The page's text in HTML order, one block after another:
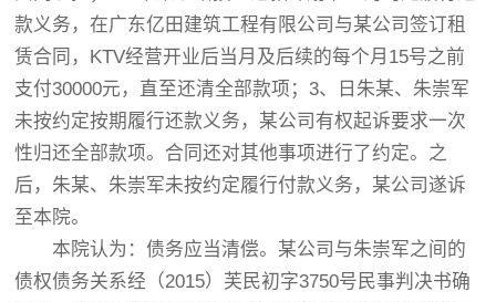
款义务，在广东亿田建筑工程有限公司与某公司签订租
赁合同，KTV经营开业后当月及后续的每个月15号之前
支付30000元，直至还清全部款项；3、日朱某、朱崇军
未按约定按期履行还款义务，某公司有权起诉要求一次
性归还全部款项。合同还对其他事项进行了约定。之
后，朱某、朱崇军未按约定履行付款义务，某公司遂诉
至本院。
本院认为：债务应当清偿。某公司与朱崇军之间的
债权债务关系经（2015）芙民初字3750号民事判决书确